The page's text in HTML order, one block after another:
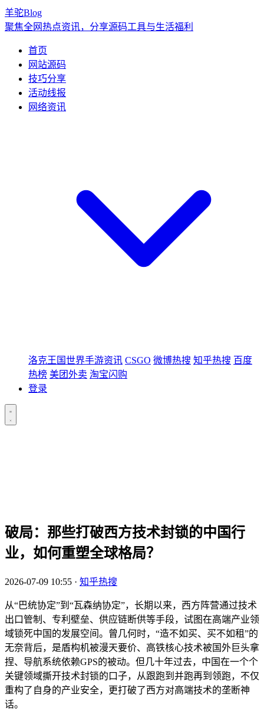
羊驼Blog
聚焦全网热点资讯，分享源码工具与生活福利
首页
网站源码
技巧分享
活动线报
网络资讯
洛克王国世界手游资讯 CSGO 微博热搜 知乎热搜 百度
热榜 美团外卖 淘宝闪购
登录
破局：那些打破西方技术封锁的中国行
业，如何重塑全球格局？
2026-07-09 10:55 · 知乎热搜
从“巴统协定”到“瓦森纳协定”，长期以来，西方阵营通过技术
出口管制、专利壁垒、供应链断供等手段，试图在高端产业领
域锁死中国的发展空间。曾几何时，“造不如买、买不如租”的
无奈背后，是盾构机被漫天要价、高铁核心技术被国外巨头拿
捏、导航系统依赖GPS的被动。但几十年过去，中国在一个个
关键领域撕开技术封锁的口子，从跟跑到并跑再到领跑，不仅
重构了自身的产业安全，更打破了西方对高端技术的垄断神
话。